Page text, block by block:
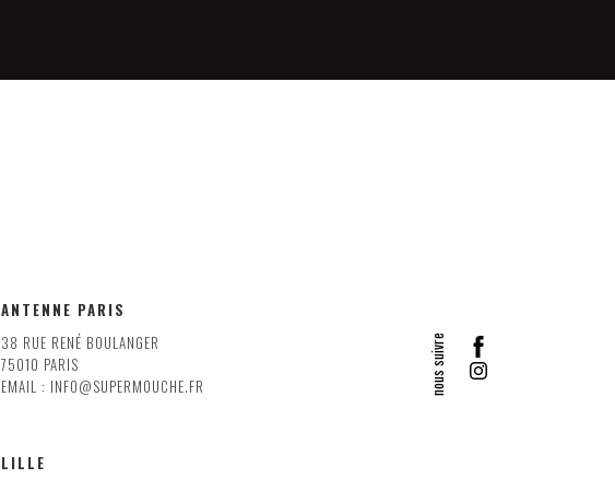
ANTENNE PARIS
38 RUE RENÉ BOULANGER
75010 PARIS
EMAIL : INFO@SUPERMOUCHE.FR
LILLE